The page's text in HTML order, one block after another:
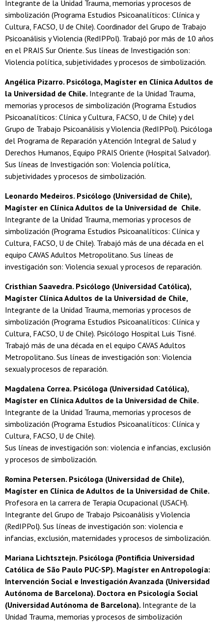
Integrante de la Unidad Trauma, memorias y procesos de
simbolización (Programa Estudios Psicoanalíticos: Clínica y
Cultura, FACSO, U de Chile). Coordinador del Grupo de Trabajo
Psicoanálisis y Violencia (RedIPPol). Trabajó por más de 10 años
en el PRAIS Sur Oriente. Sus líneas de Investigación son:
Violencia política, subjetividades y procesos de simbolización.
Angélica Pizarro. Psicóloga, Magíster en Clínica Adultos de
la Universidad de Chile. Integrante de la Unidad Trauma,
memorias y procesos de simbolización (Programa Estudios
Psicoanalíticos: Clínica y Cultura, FACSO, U de Chile) y del
Grupo de Trabajo Psicoanálisis y Violencia (RedIPPol). Psicóloga
del Programa de Reparación y Atención Integral de Salud y
Derechos Humanos, Equipo PRAIS Oriente (Hospital Salvador).
Sus líneas de Investigación son: Violencia política,
subjetividades y procesos de simbolización.
Leonardo Medeiros. Psicólogo (Universidad de Chile),
Magíster en Clínica Adultos de la Universidad de Chile.
Integrante de la Unidad Trauma, memorias y procesos de
simbolización (Programa Estudios Psicoanalíticos: Clínica y
Cultura, FACSO, U de Chile). Trabajó más de una década en el
equipo CAVAS Adultos Metropolitano. Sus líneas de
investigación son: Violencia sexual y procesos de reparación.
Cristhian Saavedra. Psicólogo (Universidad Católica),
Magíster Clínica Adultos de la Universidad de Chile,
Integrante de la Unidad Trauma, memorias y procesos de
simbolización (Programa Estudios Psicoanalíticos: Clínica y
Cultura, FACSO, U de Chile). Psicólogo Hospital Luis Tisné.
Trabajó más de una década en el equipo CAVAS Adultos
Metropolitano. Sus líneas de investigación son: Violencia
sexualy procesos de reparación.
Magdalena Correa. Psicóloga (Universidad Católica),
Magíster en Clínica Adultos de la Universidad de Chile.
Integrante de la Unidad Trauma, memorias y procesos de
simbolización (Programa Estudios Psicoanalíticos: Clínica y
Cultura, FACSO, U de Chile).
Sus líneas de investigación son: violencia e infancias, exclusión
y procesos de simbolización.
Romina Petersen. Psicóloga (Universidad de Chile),
Magíster en Clínica de Adultos de la Universidad de Chile.
Profesora en la carrera de Terapia Ocupacional (USACH).
Integrante del Grupo de Trabajo Psicoanálisis y Violencia
(RedIPPol). Sus líneas de investigación son: violencia e
infancias, exclusión, maternidades y procesos de simbolización.
Mariana Lichtsztejn. Psicóloga (Pontificia Universidad
Católica de São Paulo PUC-SP). Magíster en Antropología:
Intervención Social e Investigación Avanzada (Universidad
Autónoma de Barcelona). Doctora en Psicología Social
(Universidad Autónoma de Barcelona). Integrante de la
Unidad Trauma, memorias y procesos de simbolización